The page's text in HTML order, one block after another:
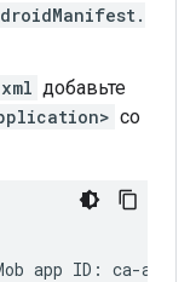
добавьте
со
app ID: ca-app-